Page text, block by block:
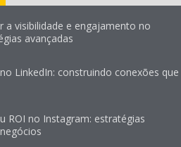
a visibilidade e engajamento no
avançadas
LinkedIn: construindo conexões que
ROI no Instagram: estratégias